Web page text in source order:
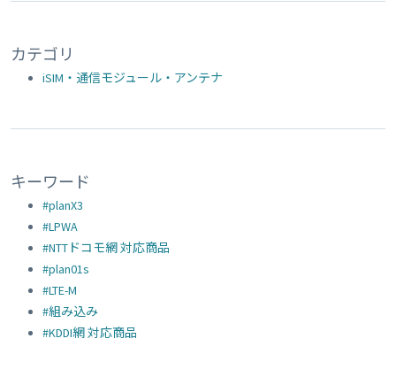
カテゴリ
iSIM・通信モジュール・アンテナ
キーワード
#planX3
#LPWA
#NTTドコモ網 対応商品
#plan01s
#LTE-M
#組み込み
#KDDI網 対応商品